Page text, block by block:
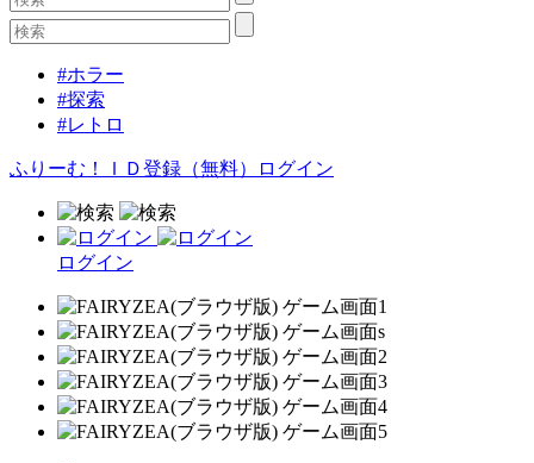
#ホラー
#探索
#レトロ
ふりーむ！ＩＤ登録（無料） ログイン
ログイン